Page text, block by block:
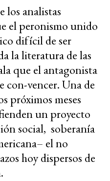
los analistas
el peronismo unido
difícil de ser
la literatura de las
que el antagonista
con-vencer. Una de
próximos meses
un proyecto
social, soberanía
el no
hoy dispersos de